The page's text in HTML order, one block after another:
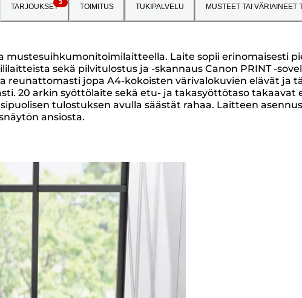
TARJOUKSET
3
TOIMITUS TUKIPALVELU MUSTEET TAI VÄRIAINEET
mustesuihkumonitoimilaitteella. Laite sopii erinomaisesti
sekä pilvitulostus ja -skannaus Canon PRINT -
reunattomasti jopa A4-kokoisten värivalokuvien elävät ja
20 arkin syöttölaite sekä etu- ja takasyöttötaso
tulostuksen avulla säästät rahaa. Laitteen
ansiosta.